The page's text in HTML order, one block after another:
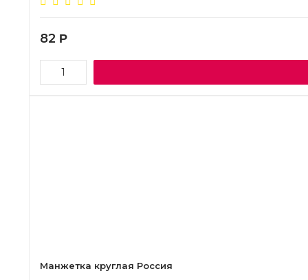
82 Р
Манжетка круглая Россия